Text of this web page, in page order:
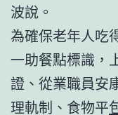
波說。
為確保老年人吃
一助餐點標識，
證、從業職員安
理軌制、食物平